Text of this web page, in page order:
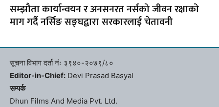
सम्झौता कार्यान्वयन र अनसनरत नर्सको जीवन रक्षाको
माग गर्दै नर्सिङ सङ्घद्वारा सरकारलाई चेतावनी
सूचना विभाग दर्ता नंः ३९४०-२०७९/८०
Editor-in-Chief: Devi Prasad Basyal
सम्पर्क
Dhun Films And Media Pvt. Ltd.